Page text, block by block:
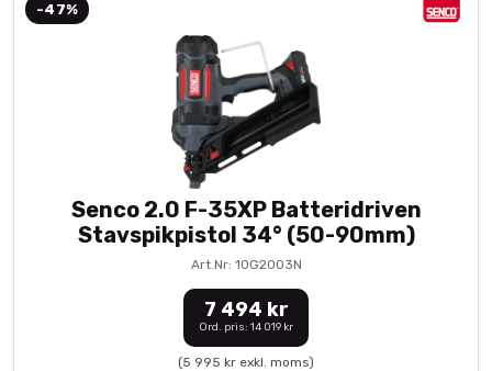
-47%
Senco 2.0 F-35XP Batteridriven
Stavspikpistol 34° (50-90mm)
Art.Nr: 10G2003N
7 494 kr
Ord. pris: 14 019 kr
(5 995 kr exkl. moms)